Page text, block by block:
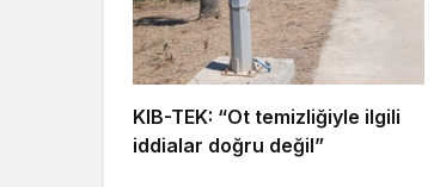
KIB-TEK: “Ot temizliğiyle ilgili
iddialar doğru değil”